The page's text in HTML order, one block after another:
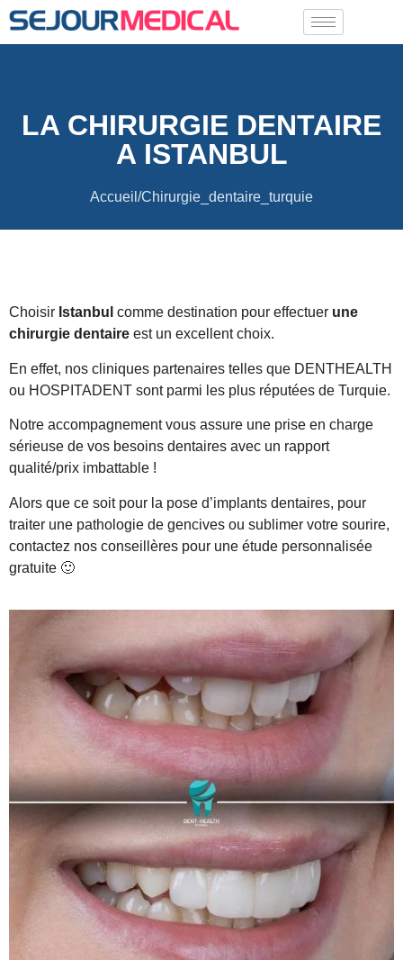
LA CHIRURGIE DENTAIRE
A ISTANBUL
Accueil/Chirurgie_dentaire_turquie
Choisir Istanbul comme destination pour effectuer une
chirurgie dentaire est un excellent choix.
En effet, nos cliniques partenaires telles que DENTHEALTH
ou HOSPITADENT sont parmi les plus réputées de Turquie.
Notre accompagnement vous assure une prise en charge
sérieuse de vos besoins dentaires avec un rapport
qualité/prix imbattable !
Alors que ce soit pour la pose d’implants dentaires, pour
traiter une pathologie de gencives ou sublimer votre sourire,
contactez nos conseillères pour une étude personnalisée
gratuite 🙂